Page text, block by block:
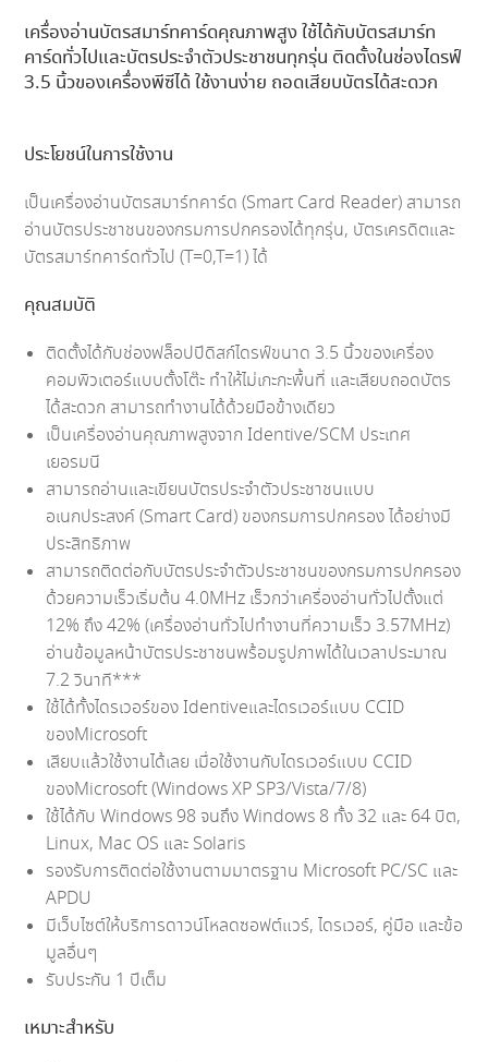
เครื่องอ่านบัตรสมาร์ทคาร์ดคุณภาพสูง ใช้ได้กับบัตรสมาร์ท
คาร์ดทั่วไปและบัตรประจำตัวประชาชนทุกรุ่น ติดตั้งในช่องไดรฟ์
3.5 นิ้วของเครื่องพีซีได้ ใช้งานง่าย ถอดเสียบบัตรได้สะดวก
ประโยชน์ในการใช้งาน
เป็นเครื่องอ่านบัตรสมาร์ทคาร์ด (Smart Card Reader) สามารถ
อ่านบัตรประชาชนของกรมการปกครองได้ทุกรุ่น, บัตรเครดิตและ
บัตรสมาร์ทคาร์ดทั่วไป (T=0,T=1) ได้
คุณสมบัติ
ติดตั้งได้กับช่องฟล็อปปีดิสก์ไดรฟ์ขนาด 3.5 นิ้วของเครื่อง
คอมพิวเตอร์แบบตั้งโต๊ะ ทำให้ไม่เกะกะพื้นที่ และเสียบถอดบัตร
ได้สะดวก สามารถทำงานได้ด้วยมือข้างเดียว
เป็นเครื่องอ่านคุณภาพสูงจาก Identive/SCM ประเทศ
เยอรมนี
สามารถอ่านและเขียนบัตรประจำตัวประชาชนแบบ
อเนกประสงค์ (Smart Card) ของกรมการปกครอง ได้อย่างมี
ประสิทธิภาพ
สามารถติดต่อกับบัตรประจำตัวประชาชนของกรมการปกครอง
ด้วยความเร็วเริ่มต้น 4.0MHz เร็วกว่าเครื่องอ่านทั่วไปตั้งแต่
12% ถึง 42% (เครื่องอ่านทั่วไปทำงานที่ความเร็ว 3.57MHz)
อ่านข้อมูลหน้าบัตรประชาชนพร้อมรูปภาพได้ในเวลาประมาณ
7.2 วินาที***
ใช้ได้ทั้งไดรเวอร์ของ Identiveและไดรเวอร์แบบ CCID
ของMicrosoft
เสียบแล้วใช้งานได้เลย เมื่อใช้งานกับไดรเวอร์แบบ CCID
ของMicrosoft (Windows XP SP3/Vista/7/8)
ใช้ได้กับ Windows 98 จนถึง Windows 8 ทั้ง 32 และ 64 บิต,
Linux, Mac OS และ Solaris
รองรับการติดต่อใช้งานตามมาตรฐาน Microsoft PC/SC และ
APDU
มีเว็บไซต์ให้บริการดาวน์โหลดซอฟต์แวร์, ไดรเวอร์, คู่มือ และข้อ
มูลอื่นๆ
รับประกัน 1 ปีเต็ม
เหมาะสำหรับ